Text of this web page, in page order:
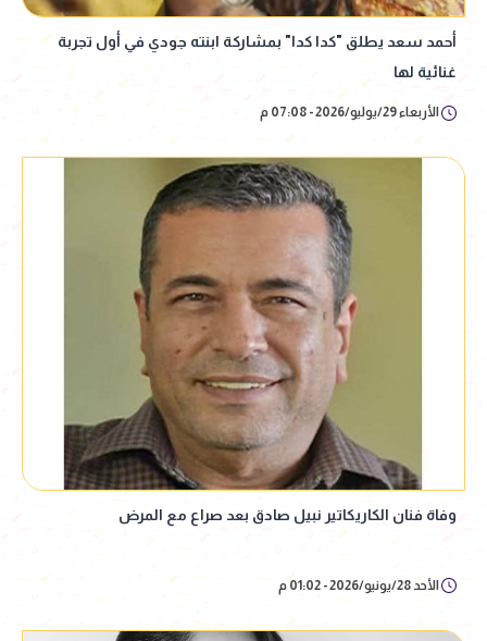
أحمد سعد يطلق "كدا كدا" بمشاركة ابنته جودي في أول تجربة
غنائية لها
الأربعاء 29/يوليو/2026 - 07:08 م
وفاة فنان الكاريكاتير نبيل صادق بعد صراع مع المرض
الأحد 28/يونيو/2026 - 01:02 م